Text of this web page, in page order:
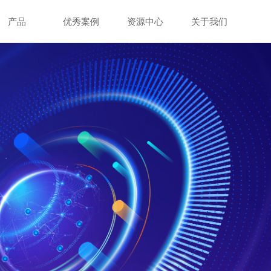
产品 优秀案例 资源中心 关于我们